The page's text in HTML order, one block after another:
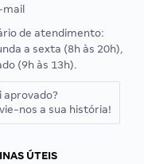
mail
de atendimento:
a sexta (8h às 20h),
(9h às 13h).
aprovado?
nos a sua história!
ÚTEIS